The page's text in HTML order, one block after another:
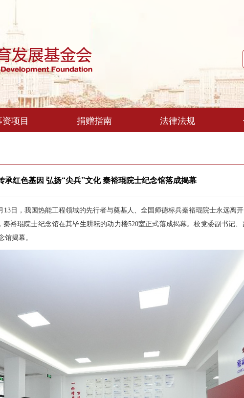
项目 捐赠指南 法律法规
承红色基因 弘扬“尖兵”文化 秦裕琨院士纪念馆落成揭幕
日，我国热能工程领域的先行者与奠基人、全国师德标兵秦裕琨院士永远离
裕琨院士纪念馆在其毕生耕耘的动力楼520室正式落成揭幕。校党委副书记
馆揭幕。